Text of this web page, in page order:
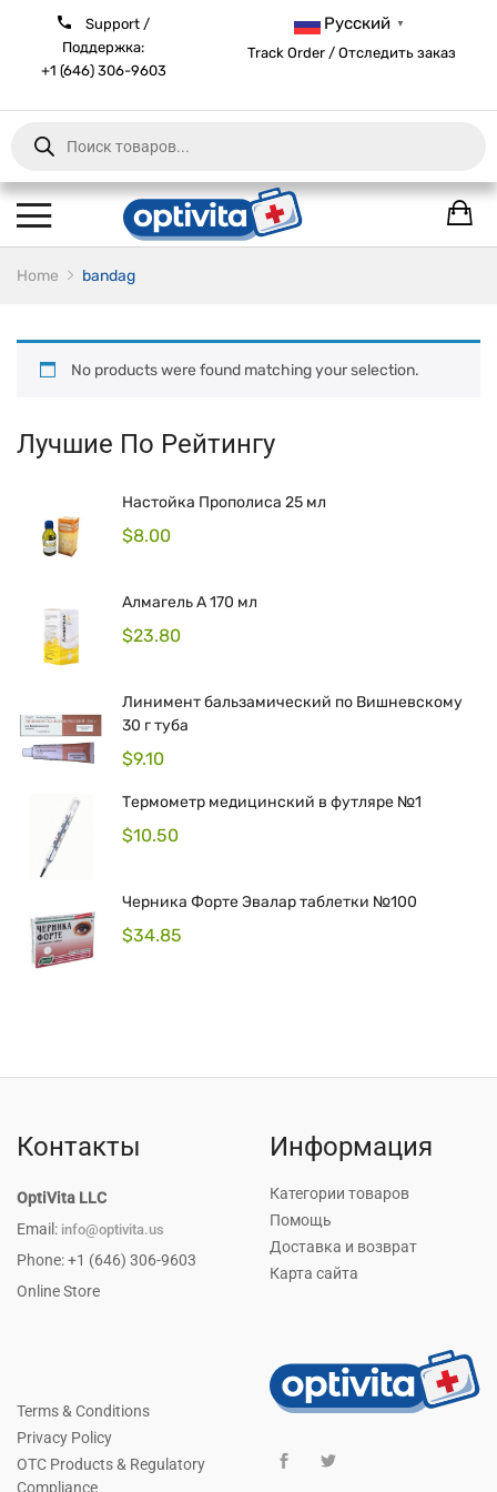
Support /
Поддержка:
+1 (646) 306-9603
Русский ▼
Track Order / Отследить заказ
Products
search
Home bandag
No products were found matching your selection.
Лучшие По Рейтингу
Настойка Прополиса 25 мл
$8.00
Алмагель А 170 мл
$23.80
Линимент бальзамический по Вишневскому
30 г туба
$9.10
Термометр медицинский в футляре №1
$10.50
Черника Форте Эвалар таблетки №100
$34.85
Контакты
OptiVita LLC
Email: info@optivita.us
Phone: +1 (646) 306-9603
Online Store
Информация
Категории товаров
Помощь
Доставка и возврат
Карта сайта
Terms & Conditions
Privacy Policy
OTC Products & Regulatory
Compliance